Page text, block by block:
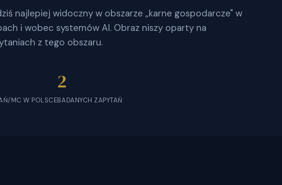
najlepiej widoczny w obszarze „karne gospodarcze" w
i wobec systemów AI. Obraz niszy oparty na
z tego obszaru.
MC W POLSCE
2
BADANYCH ZAPYTAŃ